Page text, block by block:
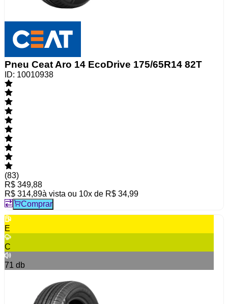
Pneu Ceat Aro 14 EcoDrive 175/65R14 82T
ID: 10010938
(83)
R$ 349,88
R$ 314,89à vista ou 10x de R$ 34,99
Comprar
E
C
71 db